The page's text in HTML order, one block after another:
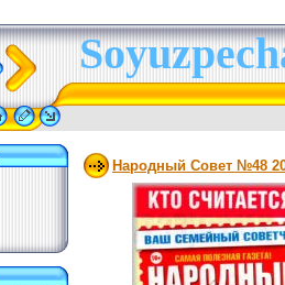
Народный Совет №48